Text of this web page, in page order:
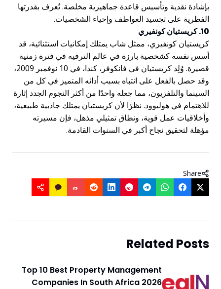
بإشادة نقدية وتأسيس قاعدة جماهيرية مخلصة. تُعرف بقدرتها
الفطرية على تجسيد العواطف وإحياء الشخصيات.
10. كريستيان كونفيري
كريستيان كونفيري، ممثل شاب يمتلك إمكانيات استثنائية، قد
أسس نفسه كشخصية بارزة في عالم الترفيه في فترة زمنية
قصيرة. وُلِد كريستيان في فانكوفر، كندا، في 10 نوفمبر 2009،
وقد حصل بالفعل على انتباه بسبب أدائه المتميز في كل من
السينما والتلفزيون، مما جعله واحدًا من أكثر النجوم الجدد إثارة
للاهتمام في هوليوود. نظرًا لأن كريستيان يمتلك جاذبية طبيعية،
وأخلاقيات عمل قوية، ونطاق تمثيلي مذهل، فإن مسيرته
مؤهلة لتحقيق نجاح أكبر في السنوات القادمة.
Share
Related Posts
Top 10 Best Property Management
Companies In South Africa 2026